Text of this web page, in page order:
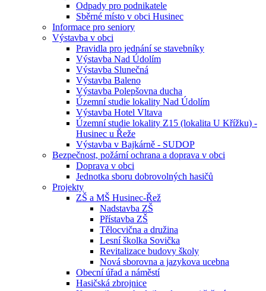
Odpady pro podnikatele
Sběrné místo v obci Husinec
Informace pro seniory
Výstavba v obci
Pravidla pro jednání se stavebníky
Výstavba Nad Údolím
Výstavba Slunečná
Výstavba Baleno
Výstavba Polepšovna ducha
Územní studie lokality Nad Údolím
Výstavba Hotel Vltava
Územní studie lokality Z15 (lokalita U Křížku) -
Husinec u Řeže
Výstavba v Bajkárně - SUDOP
Bezpečnost, požární ochrana a doprava v obci
Doprava v obci
Jednotka sboru dobrovolných hasičů
Projekty
ZŠ a MŠ Husinec-Řež
Nadstavba ZŠ
Přístavba ZŠ
Tělocvična a družina
Lesní školka Sovička
Revitalizace budovy školy
Nová sborovna a jazykova ucebna
Obecní úřad a náměstí
Hasičská zbrojnice